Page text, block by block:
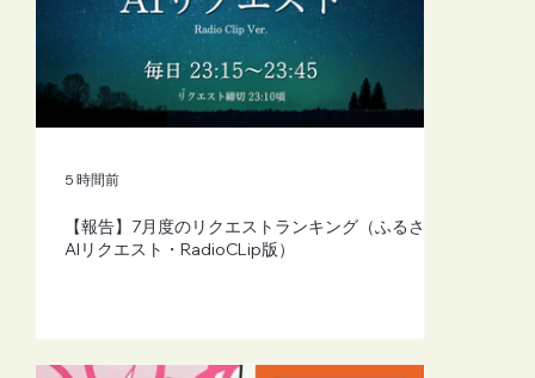
【FM-YRC】魔女michの隠れ家から
【報告】7月度のリクエストランキング（ふるさと
AIリクエスト・RadioCLip版）
5 時間前